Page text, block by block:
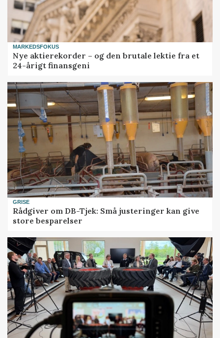
MARKEDSFOKUS
Nye aktierekorder – og den brutale lektie fra et
24-årigt finansgeni
GRISE
Rådgiver om DB-Tjek: Små justeringer kan give
store besparelser